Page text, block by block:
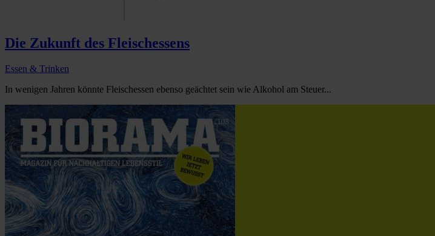
Die Zukunft des Fleischessens
Essen & Trinken
In wenigen Jahren könnte Fleischessen ebenso geächtet sein wie Alkohol am Steuer...